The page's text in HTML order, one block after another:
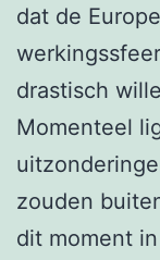
dat de
drastisch
Momenteel
zouden
dit moment